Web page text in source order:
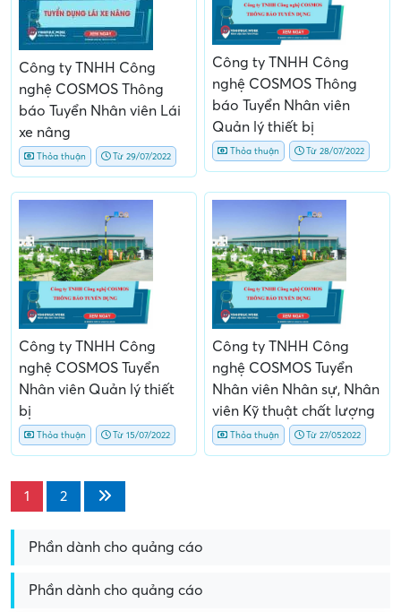
Công ty TNHH Công
nghệ COSMOS Thông
báo Tuyển Nhân viên Lái
xe nâng
Thỏa thuận Từ 29/07/2022
Công ty TNHH Công
nghệ COSMOS Thông
báo Tuyển Nhân viên
Quản lý thiết bị
Thỏa thuận Từ 28/07/2022
Công ty TNHH Công
nghệ COSMOS Tuyển
Nhân viên Quản lý thiết
bị
Thỏa thuận Từ 15/07/2022
Công ty TNHH Công
nghệ COSMOS Tuyển
Nhân viên Nhân sự, Nhân
viên Kỹ thuật chất lượng
Thỏa thuận Từ 27/052022
1 2
Phần dành cho quảng cáo
Phần dành cho quảng cáo